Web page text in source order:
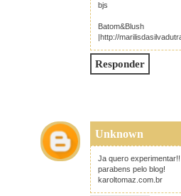
bjs
Batom&Blush
|http://
Responder
Unknown
Ja quero experimentar!!
parabens pelo blog!
karoltomaz.com.br